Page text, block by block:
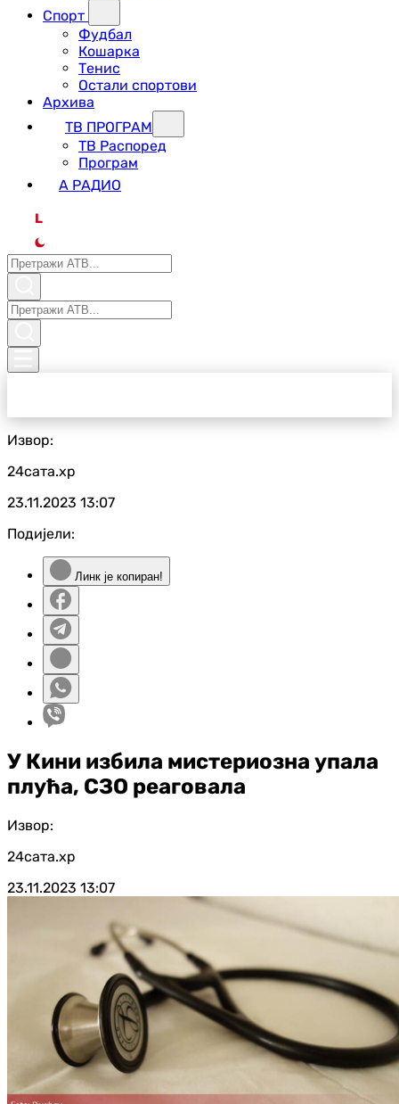
Спорт
Фудбал
Кошарка
Тенис
Остали спортови
Архива
ТВ ПРОГРАМ
ТВ Распоред
Програм
А РАДИО
L
Извор:
24сата.хр
23.11.2023 13:07
Подијели:
Линк је копиран!
У Кини избила мистериозна упала
плућа, СЗО реаговала
Извор:
24сата.хр
23.11.2023 13:07